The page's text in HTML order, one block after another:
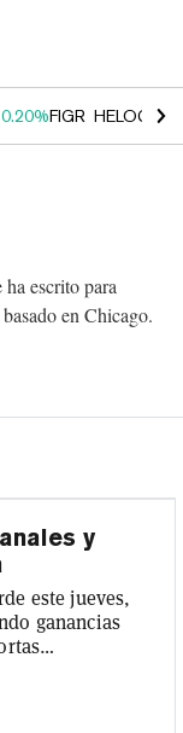
0.20%FIGR_HELOC
escrito para
en Chicago.
y
este jueves,
ganancias
de los $58.000